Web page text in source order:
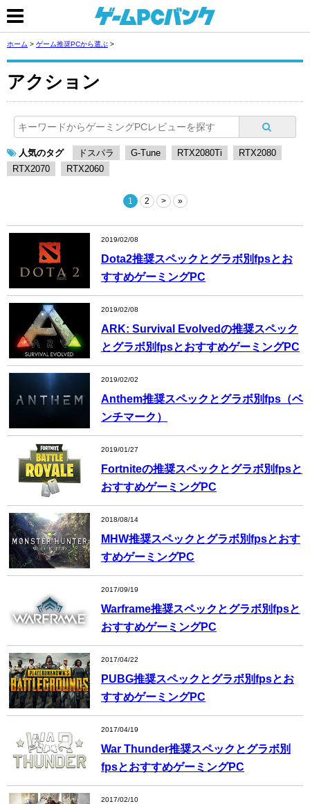
ホーム > ゲーム推奨PCから選ぶ >
アクション
人気のタグ ドスパラ G-Tune RTX2080Ti
RTX2080
RTX2070
RTX2060
1 2 > »
2019/02/08
Dota2推奨スペックとグラボ別fpsとお
すすめゲーミングPC
2019/02/08
ARK: Survival Evolvedの推奨スペック
とグラボ別fpsとおすすめゲーミングPC
2019/02/02
Anthem推奨スペックとグラボ別fps（ベ
ンチマーク）
2019/01/27
Fortniteの推奨スペックとグラボ別fpsと
おすすめゲーミングPC
2018/08/14
MHW推奨スペックとグラボ別fpsとおす
すめゲーミングPC
2017/09/19
Warframe推奨スペックとグラボ別fpsと
おすすめゲーミングPC
2017/04/22
PUBG推奨スペックとグラボ別fpsとお
すすめゲーミングPC
2017/04/19
War Thunder推奨スペックとグラボ別
fpsとおすすめゲーミングPC
2017/02/10